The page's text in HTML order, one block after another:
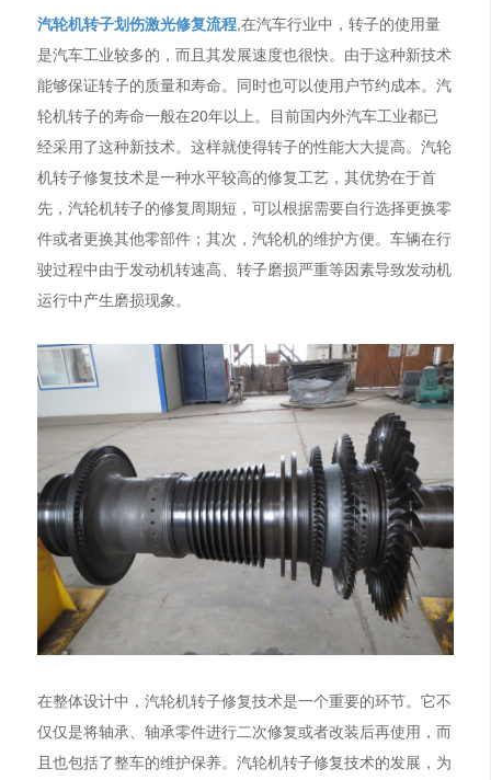
汽轮机转子划伤激光修复流程,在汽车行业中，转子的使用量
是汽车工业较多的，而且其发展速度也很快。由于这种新技术
能够保证转子的质量和寿命。同时也可以使用户节约成本。汽
轮机转子的寿命一般在20年以上。目前国内外汽车工业都已
经采用了这种新技术。这样就使得转子的性能大大提高。汽轮
机转子修复技术是一种水平较高的修复工艺，其优势在于首
先，汽轮机转子的修复周期短，可以根据需要自行选择更换零
件或者更换其他零部件；其次，汽轮机的维护方便。车辆在行
驶过程中由于发动机转速高、转子磨损严重等因素导致发动机
运行中产生磨损现象。
在整体设计中，汽轮机转子修复技术是一个重要的环节。它不
仅仅是将轴承、轴承零件进行二次修复或者改装后再使用，而
且也包括了整车的维护保养。汽轮机转子修复技术的发展，为